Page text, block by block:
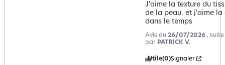
J'aime la texture du
de la peau. et j'aime
dans le temps
Avis du 26/07/2026 ,
par PATRICK V.
Utile(0)Signaler